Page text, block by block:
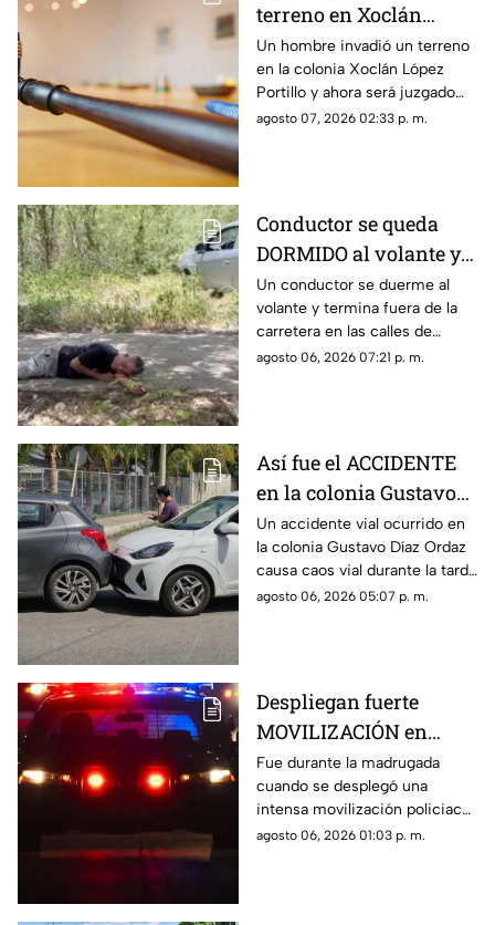
terreno en Xoclán
López Portillo; esto es
lo que se sabe
Un hombre invadió un terreno
en la colonia Xoclán López
Portillo y ahora será juzgado
por las autorides por el delito
agosto 07, 2026 02:33 p. m.
Conductor se queda
DORMIDO al volante y
termina entre la
maleza en Ciudad
Caucel
Un conductor se duerme al
volante y termina fuera de la
carretera en las calles de
Ciudad Caucel, por lo que se
agosto 06, 2026 07:21 p. m.
Así fue el ACCIDENTE
en la colonia Gustavo
Díaz Ordaz que causó
CAOS VIAL este jueves
Un accidente vial ocurrido en
la colonia Gustavo Díaz Ordaz
causa caos vial durante la tarde
de este jueves 6 de agosto,
agosto 06, 2026 05:07 p. m.
Despliegan fuerte
MOVILIZACIÓN en
Progreso tras
PELIGROSO
HALLAZGO; esto
encontraron
Fue durante la madrugada
cuando se desplegó una
intensa movilización policiaca
en Progreso, luego de
agosto 06, 2026 01:03 p. m.